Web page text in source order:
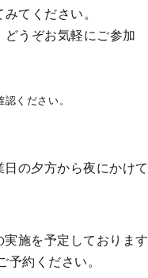
てください。
うぞお気軽にご参加
ください。
の夕方から夜にかけて
施を予定しております
約ください。